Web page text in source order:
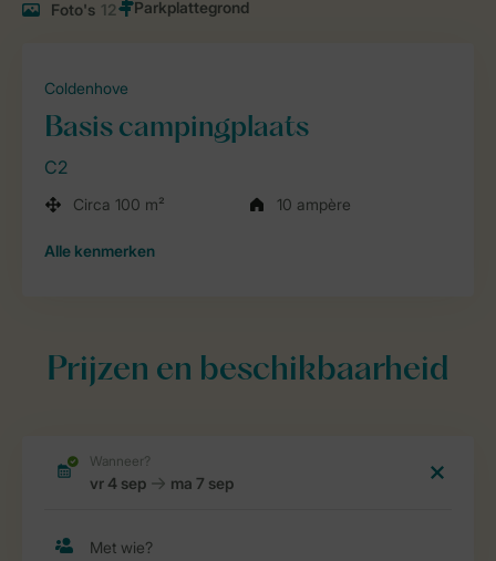
Foto's 12
Coldenhove
Basis campingplaats
C2
Circa 100 m² 10 ampère
Alle kenmerken
Prijzen en beschikbaarheid